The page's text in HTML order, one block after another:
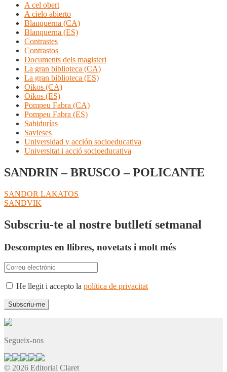
A cel obert
A cielo abierto
Blanquerna (CA)
Blanquerna (ES)
Contrastes
Contrastos
Documents dels magisteri
La gran biblioteca (CA)
La gran biblioteca (ES)
Oikos (CA)
Oikos (ES)
Pompeu Fabra (CA)
Pompeu Fabra (ES)
Sabidurías
Savieses
Universidad y acción socioeducativa
Universitat i acció socioeducativa
SANDRIN – BRUSCO – POLICANTE
Navegació
d'entrades
Entrada
anterior:
SANDOR LAKATOS
Pròxima
SANDVIK
Subscriu-te al nostre butlletí setmanal
Descomptes en llibres, novetats i molt més
He llegit i accepto la política de privacitat
Segueix-nos
© 2026 Editorial Claret